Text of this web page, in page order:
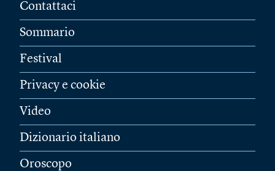
Contattaci
Sommario
Festival
Privacy e cookie
Video
Dizionario italiano
Oroscopo